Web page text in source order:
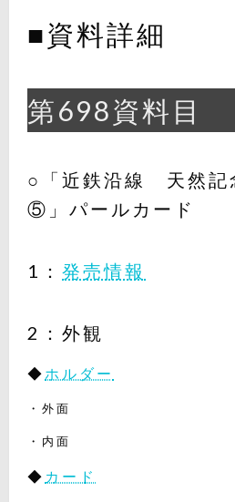
■資料詳細
第698資料目
○「近鉄沿線 天然記
⑤」パールカード
1： 発売情報
2：外観
◆ ホルダー
・外面
・内面
◆ カード